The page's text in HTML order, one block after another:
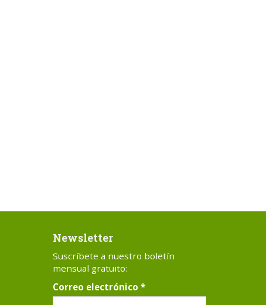
Newsletter
Suscríbete a nuestro boletín
mensual gratuito:
Correo electrónico *